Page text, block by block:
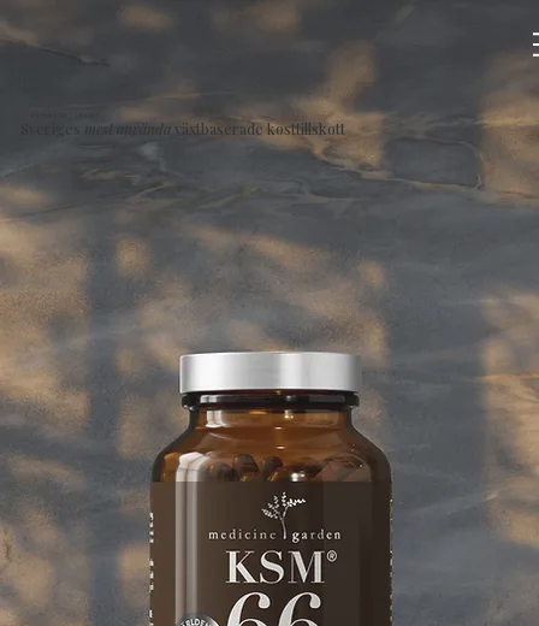
Sveriges mest användaväxtbaserade kosttillskott